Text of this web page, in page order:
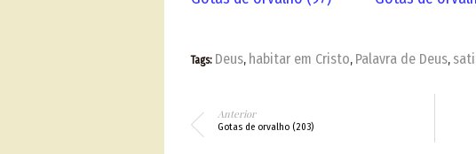
Tags: Deus, habitar em Cristo, Palavra de Deus,
Anterior
Gotas de orvalho (203)